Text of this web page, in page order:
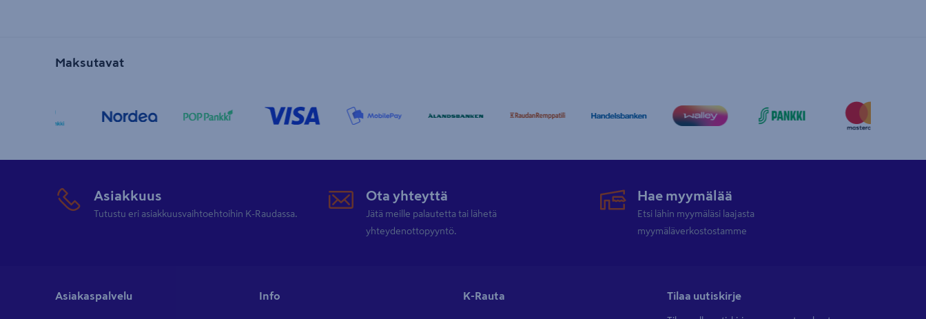
Maksutavat
Asiakkuus
Tutustu eri asiakkuusvaihtoehtoihin K-Raudassa.
Ota yhteyttä
Jätä meille palautetta tai lähetä
yhteydenottopyyntö.
Hae myymälää
Etsi lähin myymäläsi laajasta
myymäläverkostostamme
Asiakaspalvelu Info K-Rauta Tilaa uutiskirje